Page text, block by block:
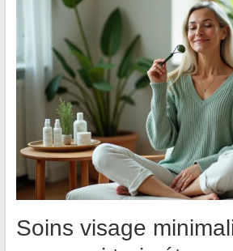
Soins visage